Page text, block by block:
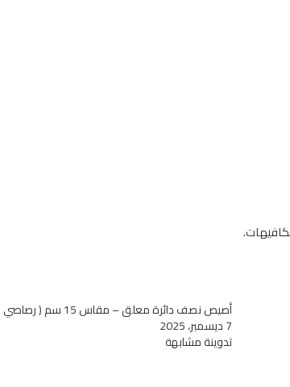
أصيص نصف دائرة معلق – مقاس 15 سم ( رصاصي )
7 ديسمبر، 2025
تدوينة مشابهة